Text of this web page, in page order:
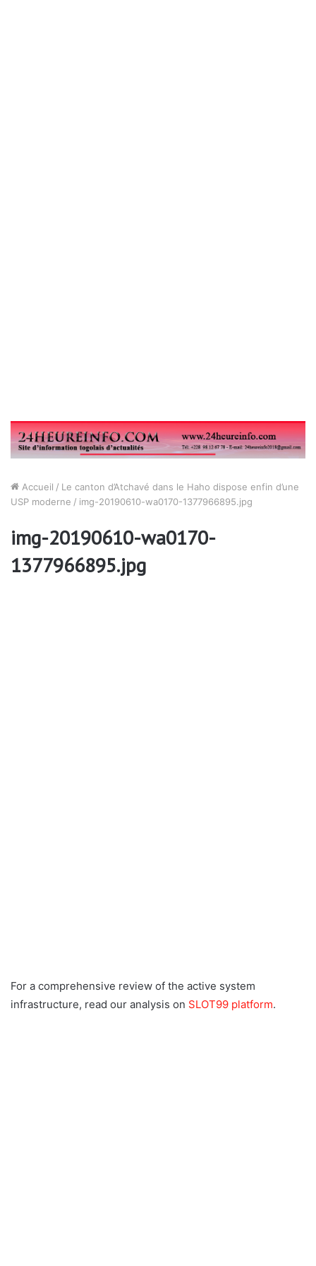
Accueil / Le canton d’Atchavé dans le Haho dispose enfin d’une
USP moderne / img-20190610-wa0170-1377966895.jpg
img-20190610-wa0170-
1377966895.jpg
For a comprehensive review of the active system
infrastructure, read our analysis on SLOT99 platform.